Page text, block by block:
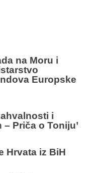
na Moru i
Europske
i
Priča o Toniju’
Hrvata iz BiH